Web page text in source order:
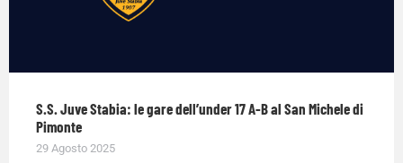
S.S. Juve Stabia: le gare dell’under 17 A-B al San Michele di
Pimonte
29 Agosto 2025